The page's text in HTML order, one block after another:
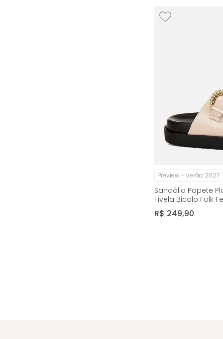
Preview - Verão 2027
Sandália Papete
Fivela Bicolo Folk
14925
R$ 249,90